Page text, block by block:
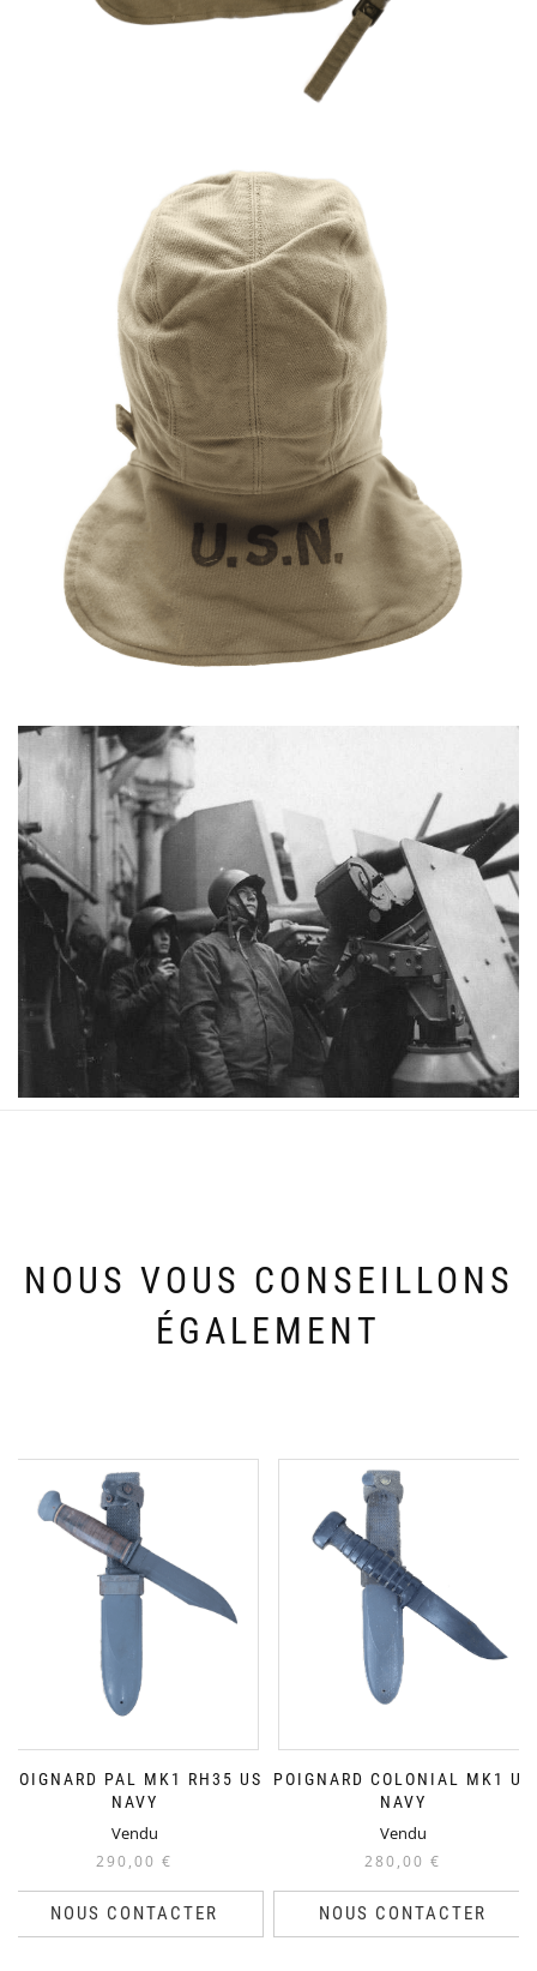
NOUS VOUS CONSEILLONS
ÉGALEMENT
POIGNARD PAL MK1 RH35 US
NAVY
Vendu
290,00 €
NOUS CONTACTER
POIGNARD COLONIAL MK1 US
NAVY
Vendu
280,00 €
NOUS CONTACTER